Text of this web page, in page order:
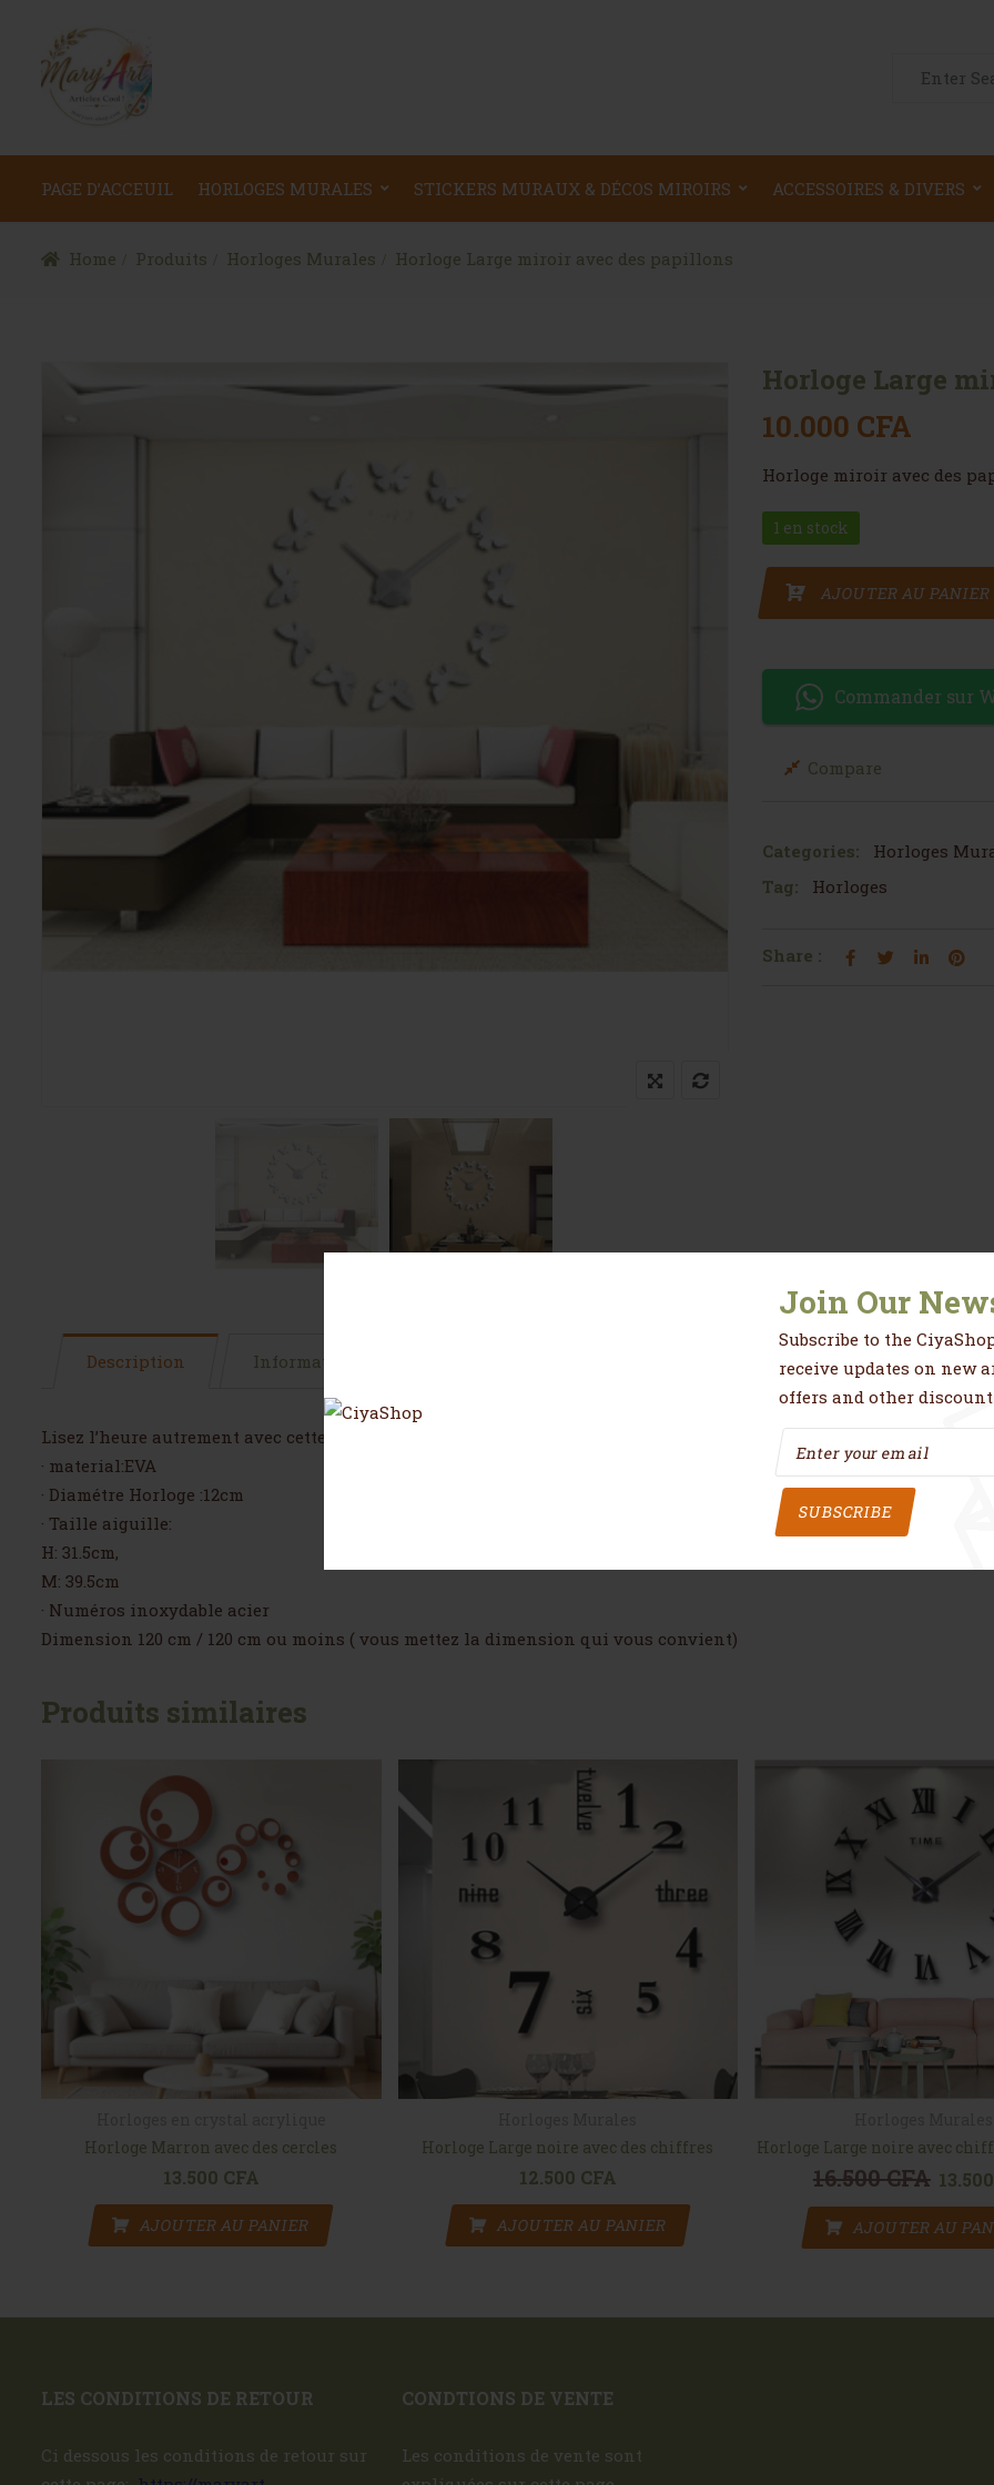
Join Our
Subscribe to the
receive updates on new
offers and other
SUBSCRIBE
PAGE D’ACCEUIL HORLOGES MURALES STICKERS MURAUX & DÉCOS MIROIRS ACCESSOIRES & DIVERS
Home Produits Horloges Murales Horloge Large miroir avec des papillons
Horloge Large
10.000 CFA
Horloge miroir avec des
1 en stock
quantité de Horloge Large
AJOUTER AU PANIER
Commander sur
Compare
Categories:
Horloges
Tag:
Horloges
Share :
Description Informations complémentaires
Lisez l’heure autrement avec cette superbe horloge couleur argenté tres tendance et belle.
· material:EVA
· Diamétre Horloge :12cm
· Taille aiguille:
H: 31.5cm,
M: 39.5cm
· Numéros inoxydable acier
Dimension 120 cm / 120 cm ou moins ( vous mettez la dimension qui vous convient)
Produits similaires
Horloge Marron avec des cercles
13.500 CFA
AJOUTER AU PANIER
Horloge Large noire avec des chiffres
12.500 CFA
AJOUTER AU PANIER
Horloge Large noire avec
16.500CFA Le prix
AJOUTER AU
LES CONDITIONS DE RETOUR
Ci dessous les conditions de retour sur
CONDTIONS DE VENTE
Les conditions de vente sont